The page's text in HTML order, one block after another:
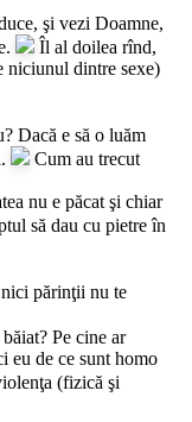
şi vezi Doamne,
Îl al doilea rînd,
niciunul dintre sexe)
Dacă e să o luăm
Cum au trecut
nu e păcat şi chiar
să dau cu pietre în
părinţii nu te
Pe cine ar
eu de ce sunt homo
(fizică şi